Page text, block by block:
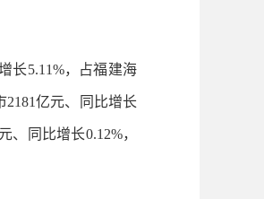
长5.11%，占福建海
亿元、同比增长
、同比增长0.12%，